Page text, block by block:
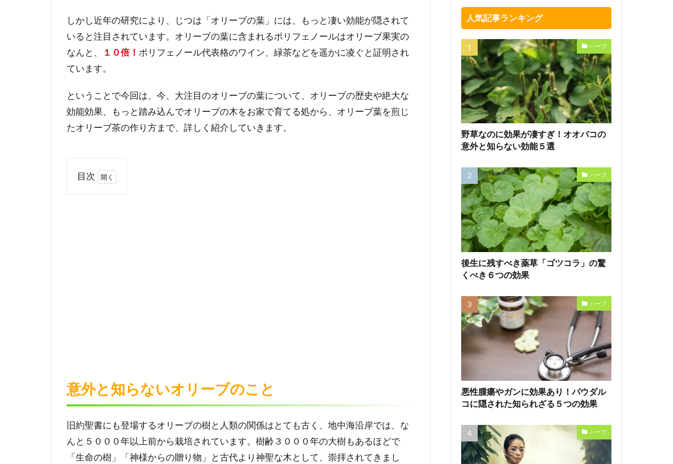
しかし近年の研究により、じつは「オリーブの葉」には、もっと凄い効能が隠されて
いると注目されています。オリーブの葉に含まれるポリフェノールはオリーブ果実の
なんと、
１０倍！ ポリフェノール代表格のワイン、緑茶などを遥かに凌ぐと証明され
ています。
ということで今回は、今、大注目のオリーブの葉について、オリーブの歴史や絶大な
効能効果、もっと踏み込んでオリーブの木をお家で育てる処から、オリーブ葉を煎じ
たオリーブ茶の作り方まで、詳しく紹介していきます。
目次
オリ
ーブ
葉が
もつ
絶大
な効
果！
意外と知らないオリーブのこと
旧約聖書にも登場するオリーブの樹と人類の関係はとても古く、地中海沿岸では、な
んと５０００年以上前から栽培されています。樹齢３０００年の大樹もあるほどで
「生命の樹」「神様からの贈り物」と古代より神聖な木として、崇拝されてきまし
人気記事ランキング
ハーブ
野草なのに効果が凄すぎ！オオバコの
意外と知らない効能５選
ハーブ
後生に残すべき薬草「ゴツコラ」の驚
くべき６つの効果
ハーブ
悪性腫瘍やガンに効果あり！パウダル
コに隠された知られざる５つの効果
ハーブ